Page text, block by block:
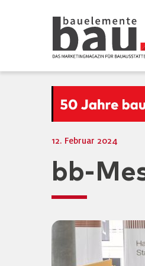
12. Februar 2024
bb-